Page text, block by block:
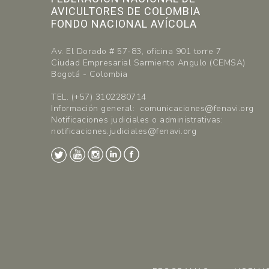
AVICULTORES DE COLOMBIA
FONDO NACIONAL AVÍCOLA
Av. El Dorado # 57-83, oficina 901 torre 7
Ciudad Empresarial Sarmiento Angulo (CEMSA)
Bogotá - Colombia
TEL. (+57) 3102280714
Información general: comunicaciones@fenavi.org
Notificaciones judiciales o administrativas:
notificaciones.judiciales@fenavi.org